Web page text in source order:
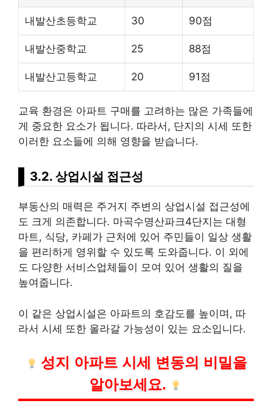
내발산초등학교 30 90점
내발산중학교 25 88점
내발산고등학교 20 91점
교육 환경은 아파트 구매를 고려하는 많은 가족들에
게 중요한 요소가 됩니다. 따라서, 단지의 시세 또한
이러한 요소들에 의해 영향을 받습니다.
3.2. 상업시설 접근성
부동산의 매력은 주거지 주변의 상업시설 접근성에
도 크게 의존합니다. 마곡수명산파크4단지는 대형
마트, 식당, 카페가 근처에 있어 주민들이 일상 생활
을 편리하게 영위할 수 있도록 도와줍니다. 이 외에
도 다양한 서비스업체들이 모여 있어 생활의 질을
높여줍니다.
이 같은 상업시설은 아파트의 호감도를 높이며, 따
라서 시세 또한 올라갈 가능성이 있는 요소입니다.
성지 아파트 시세 변동의 비밀을
알아보세요.